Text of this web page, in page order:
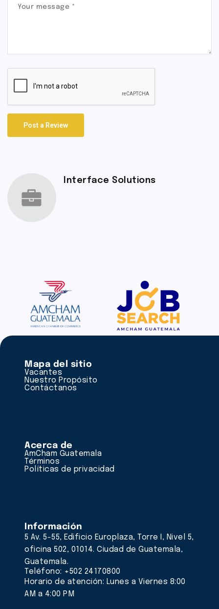
Post a Review
Interface Solutions
Mapa del sitio
Vacantes
Nuestro Propósito
Contáctanos
Acerca de
AmCham Guatemala
Términos
Políticas de privacidad
Información
5 Av. 5-55, Edificio Europlaza, Torre I, Nivel 5,
oficina 502, 01014. Ciudad de Guatemala,
Guatemala.
Teléfono: +502 24170800
Horario de atención: Lunes a Viernes 8:00
AM a 4:00 PM